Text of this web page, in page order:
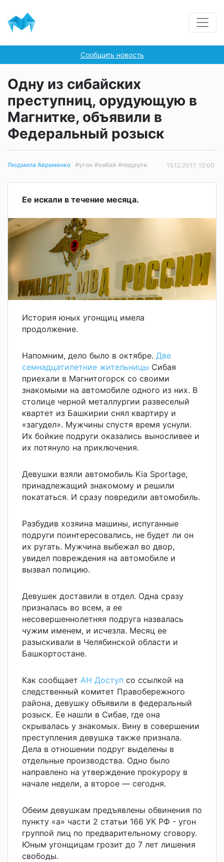
Сообщить новость
Одну из сибайских
преступниц, орудующую в
Магнитке, объявили в
Федеральный розыск
Людмила Авраменко #угон #сибай #подруги 15.12.2017, 12:00
Ее искали в течение месяца.
История юных угонщиц имела
продолжение.
Напомним, дело было в октябре. Две
семнадцатилетние жительницы Сибая
приехали в Магнитогорск со своими
знакомыми на автомобиле одного из них. В
столице черной металлургии развеселый
квартет из Башкирии снял квартиру и
«загудел». Мужчины спустя время уснули.
Их бойкие подруги оказались выносливее и
их потянуло на приключения.
Девушки взяли автомобиль Kia Sportage,
принадлежащий знакомому и решили
покататься. И сразу повредили автомобиль.
Разбудив хозяина машины, испуганные
подруги поинтересовались, не будет ли он
их ругать. Мужчина выбежал во двор,
увидел повреждения на автомобиле и
вызвал полицию.
Девушек доставили в отдел. Одна сразу
призналась во всем, а ее
несовершеннолетняя подруга назвалась
чужим именем, и исчезла. Месяц ее
разыскивали в Челябинской области и
Башкортостане.
Как сообщает АН Доступ со ссылкой на
следственный комитет Правобережного
района, девушку объявили в федеральный
розыск. Ее нашли в Сибае, где она
скрывалась у знакомых. Вину в совершении
преступления девушка также признала.
Дела в отношении подруг выделены в
отдельные производства. Одно было
направлено на утверждение прокурору в
начале недели, а второе — сегодня.
Обеим девушкам предъявлены обвинения по
пункту «а» части 2 статьи 166 УК РФ - угон
группой лиц по предварительному сговору.
Юным угонщицам грозит до 7 лет лишения
свободы.